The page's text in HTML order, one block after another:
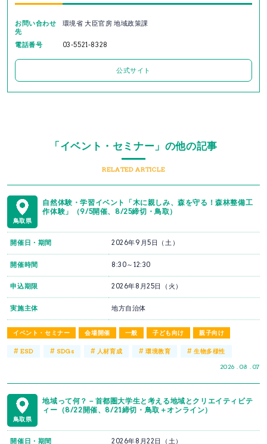
お問い合わせ
先
環境省 大臣官房 地域政策課
電話番号 03-5521-8328
公式サイト
「イベント・セミナー」の他の記事
RELATED ARTICLE
鳥取県
自然体験・学習イベント「木に親しみ、森を守る！森林整備工
作体験」（9/5開催、8/25締切・鳥取）
イベント・セミナー 会場開催 一般 子ども向け 親子向け
2026 . 08 . 07
開催日・期間 2026年9月5日（土）
開催時間 8:30～12:30
申込期限 2026年8月25日（火）
実施主体 地方自治体
#ESD # SDGs # 人材育成 # 環境教育 #生物多様性
鳥取県
地域って何？－首都圏大学生と考える地域とクリエイティビテ
ィー（8/22開催、8/21締切・鳥取＋オンライン）
開催日・期間 2026年8月22日（土）